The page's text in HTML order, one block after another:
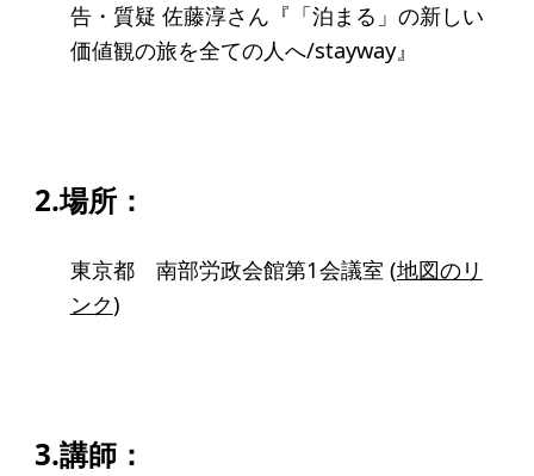
年間スケジュール
定款
給付型奨学金
事業方針
ソーシャルビジネス支援
告・質疑 佐藤淳さん『「泊まる」の新しい
価値観の旅を全ての人へ/stayway』
2.場所：
東京都 南部労政会館第1会議室 (地図のリ
ンク)
3.講師：